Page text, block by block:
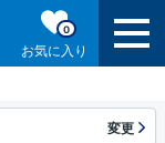
お気に入り
0
変更